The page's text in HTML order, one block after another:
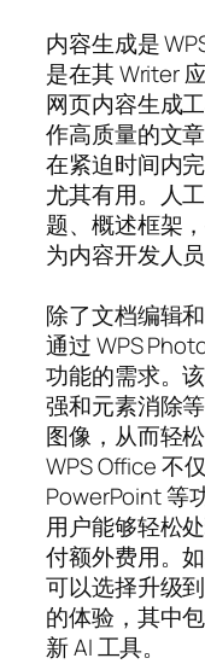
内容生成是
是在其 Writer
网页内容生成
作高质量的文
在紧迫时间内
尤其有用。人
题、概述框架
为内容开发人
除了文档编辑
通过 WPS
功能的需求。
强和元素消除
图像，从而轻
WPS Office 不
PowerPoint 等
用户能够轻松
付额外费用。
可以选择升级
的体验，其中
新 AI 工具。